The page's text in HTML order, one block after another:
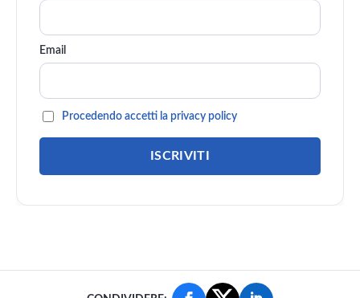
Email
Procedendo accetti la privacy policy